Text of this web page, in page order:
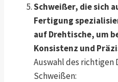
Schweißer, die sich
Fertigung
auf Drehtische, um
Konsistenz und
Auswahl des richtigen
Schweißen: